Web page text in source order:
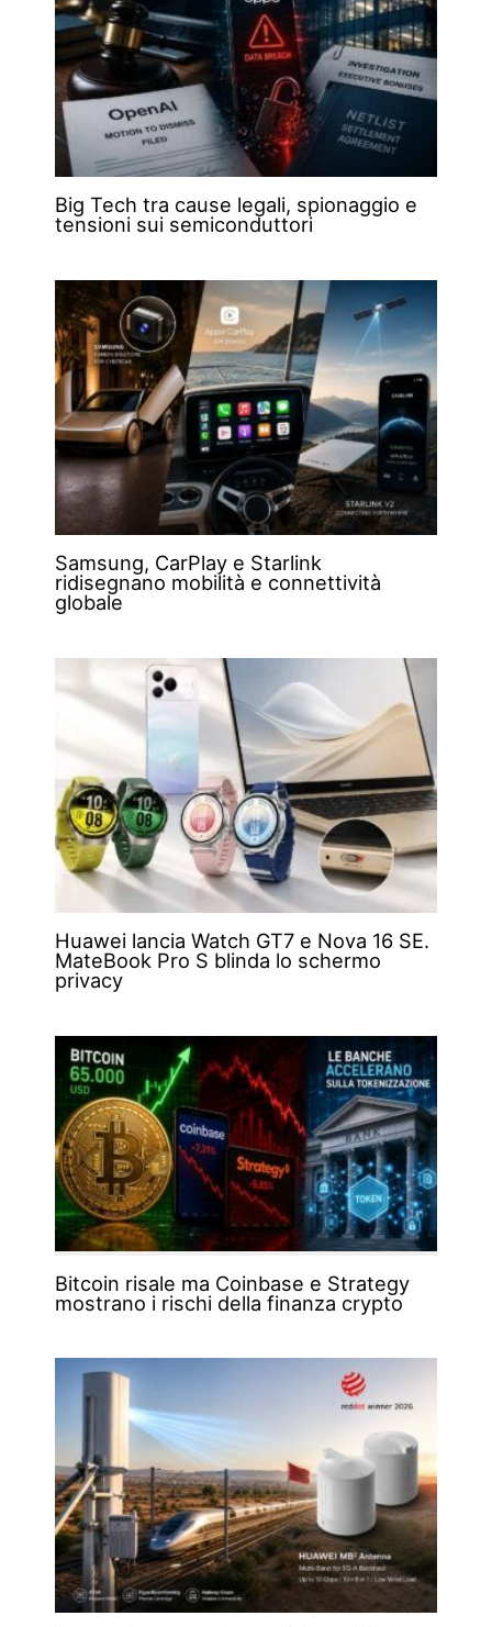
Big Tech tra cause legali, spionaggio e
tensioni sui semiconduttori
Samsung, CarPlay e Starlink
ridisegnano mobilità e connettività
globale
Huawei lancia Watch GT7 e Nova 16 SE.
MateBook Pro S blinda lo schermo
privacy
Bitcoin risale ma Coinbase e Strategy
mostrano i rischi della finanza crypto